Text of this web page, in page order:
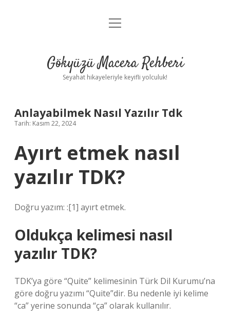
Anasayfa
Yasal Uyarı
menüyü
Gökyüzü Macera Rehberi
Seyahat hikayeleriyle keyifli yolculuk!
Anlayabilmek Nasıl Yazılır Tdk
Tarih: Kasım 22, 2024
Ayırt etmek nasıl
yazılır TDK?
Doğru yazım: :[1] ayırt etmek.
Oldukça kelimesi nasıl
yazılır TDK?
TDK’ya göre “Quite” kelimesinin Türk Dil Kurumu’na
göre doğru yazımı “Quite”dir. Bu nedenle iyi kelime
“ca” yerine sonunda “ça” olarak kullanılır.